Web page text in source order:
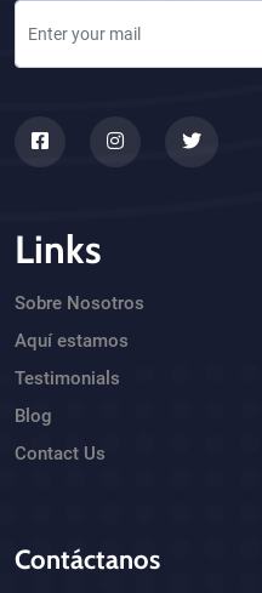
Links
Sobre Nosotros
Aquí estamos
Testimonials
Blog
Contact Us
Contáctanos